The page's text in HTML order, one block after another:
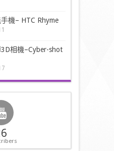
機– HTC Rhyme
相機–Cyber-shot